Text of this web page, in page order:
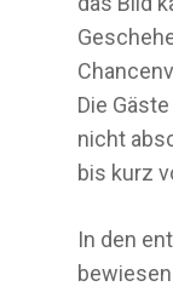
Die
nicht
bis kurz
In den